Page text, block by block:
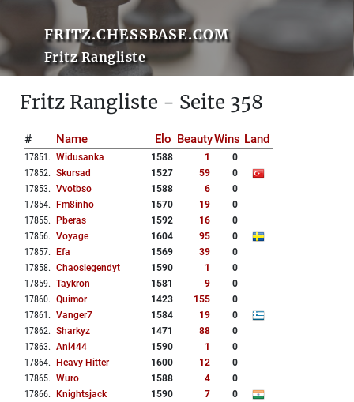
FRITZ.CHESSBASE.COM
Fritz Rangliste
Fritz Rangliste - Seite 358
# Name Elo BeautyWins Land
17851 . Widusanka 1588 1
0
17852. Skursad 1527 59
0
17853. Vvotbso 1588 6
0
17854. Fm8inho 1570 19
0
17855. Pberas 1592 16
0
17856. Voyage 1604 95
0
17857. Efa 1569 39
0
17858. Chaoslegendyt 1590 1
0
17859. Taykron 1581 9
0
17860. Quimor 1423 155
0
17861 . Vanger7 1584 19
0
17862. Sharkyz 1471 88
0
17863. Ani444 1590 1
0
17864. Heavy Hitter 1600 12
0
17865. Wuro 1588 4
0
17866. Knightsjack 1590 7
0